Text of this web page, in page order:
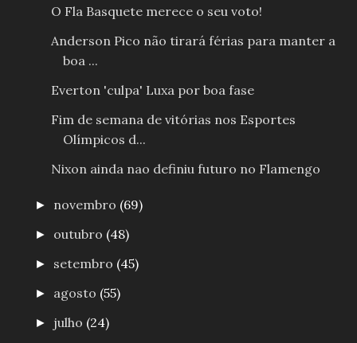
O Fla Basquete merece o seu voto!
Anderson Pico não tirará férias para manter a
boa ...
Everton 'culpa' Luxa por boa fase
Fim de semana de vitórias nos Esportes
Olímpicos d...
Nixon ainda nao definiu futuro no Flamengo
► novembro (69)
► outubro (48)
► setembro (45)
► agosto (55)
► julho (24)